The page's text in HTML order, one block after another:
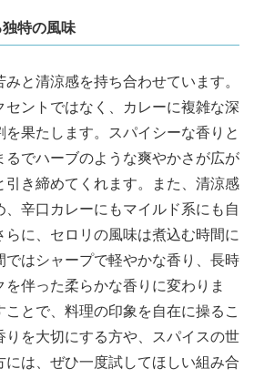
特の風味
と清涼感を持ち合わせています。
セントではなく、カレーに複雑な深
果たします。スパイシーな香りと
るでハーブのような爽やかさが広が
引き締めてくれます。また、清涼感
、辛口カレーにもマイルド系にも自
に、セロリの風味は煮込む時間に
ではシャープで軽やかな香り、長時
を伴った柔らかな香りに変わりま
とで、料理の印象を自在に操るこ
りを大切にする方や、スパイスの世
には、ぜひ一度試してほしい組み合